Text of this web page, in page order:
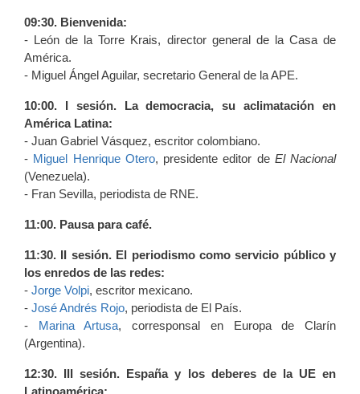
09:30. Bienvenida:
- León de la Torre Krais, director general de la Casa de
América.
- Miguel Ángel Aguilar, secretario General de la APE.
10:00. I sesión. La democracia, su aclimatación en
América Latina:
- Juan Gabriel Vásquez, escritor colombiano.
- Miguel Henrique Otero, presidente editor de El Nacional
(Venezuela).
- Fran Sevilla, periodista de RNE.
11:00. Pausa para café.
11:30. II sesión. El periodismo como servicio público y
los enredos de las redes:
- Jorge Volpi, escritor mexicano.
- José Andrés Rojo, periodista de El País.
- Marina Artusa, corresponsal en Europa de Clarín
(Argentina).
12:30. III sesión. España y los deberes de la UE en
Latinoamérica: